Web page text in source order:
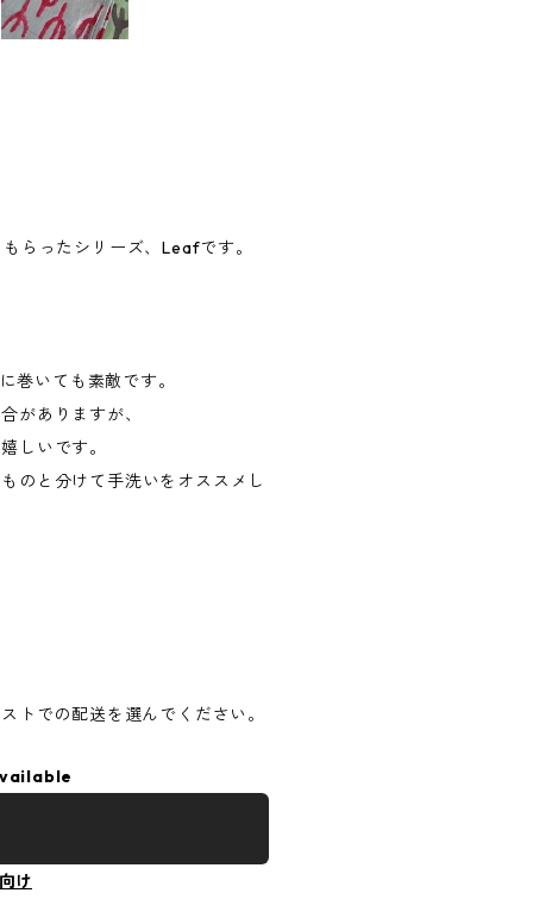
らったシリーズ、Leafです。
巻いても素敵です。
がありますが、
しいです。
のと分けて手洗いをオススメし
トでの配送を選んでください。
け